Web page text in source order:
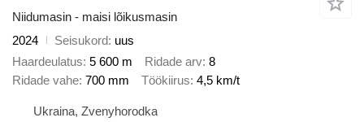
Niidumasin - maisi lõikusmasin
2024
Seisukord uus
Haardeulatus 5 600 m Ridade arv 8
Ridade vahe 700 mm Töökiirus 4,5 km/t
Ukraina, Zvenyhorodka